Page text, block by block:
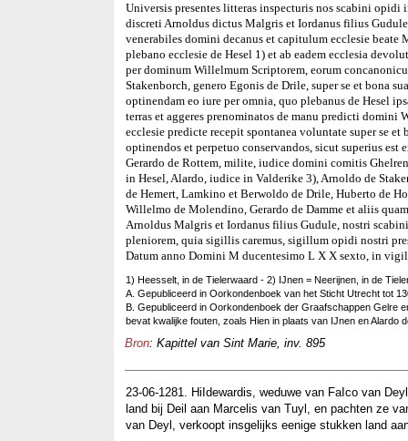
Universis presentes litteras inspecturis nos scabini
discreti Arnoldus dictus Malgris et Iordanus filius
venerabiles domini decanus et capitulum ecclesie beate
plebano ecclesie de Hesel 1) et ab eadem ecclesia
per dominum Willelmum Scriptorem, eorum
Stakenborch, genero Egonis de Drile, super se et bona
optinendam eo iure per omnia, quo plebanus de Hesel
terras et aggeres prenominatos de manu predicti
ecclesie predicte recepit spontanea voluntate super se et
optinendos et perpetuo conservandos, sicut superius
Gerardo de Rottem, milite, iudice domini comitis
in Hesel, Alardo, iudice in Valderike 3), Arnoldo de
de Hemert, Lamkino et Berwoldo de Drile, Huberto de
Willelmo de Molendino, Gerardo de Damme et aliis
Arnoldus Malgris et Iordanus filius Gudule, nostri
pleniorem, quia sigillis caremus, sigillum opidi nostri
Datum anno Domini M ducentesimo L X X sexto, in
1) Heesselt, in de Tielerwaard - 2) IJnen = Neerijnen, in de
A. Gepubliceerd in Oorkondenboek van het Sticht Utrecht tot
B. Gepubliceerd in Oorkondenboek der Graafschappen Gelre
bevat kwalijke fouten, zoals Hien in plaats van IJnen en Alardo
Bron: Kapittel van Sint Marie, inv. 895
23-06-1281. HiIdewardis, weduwe van FaIco van
land bij Deil aan Marcelis van Tuyl, en pachten ze
van Deyl, verkoopt insgelijks eenige stukken land